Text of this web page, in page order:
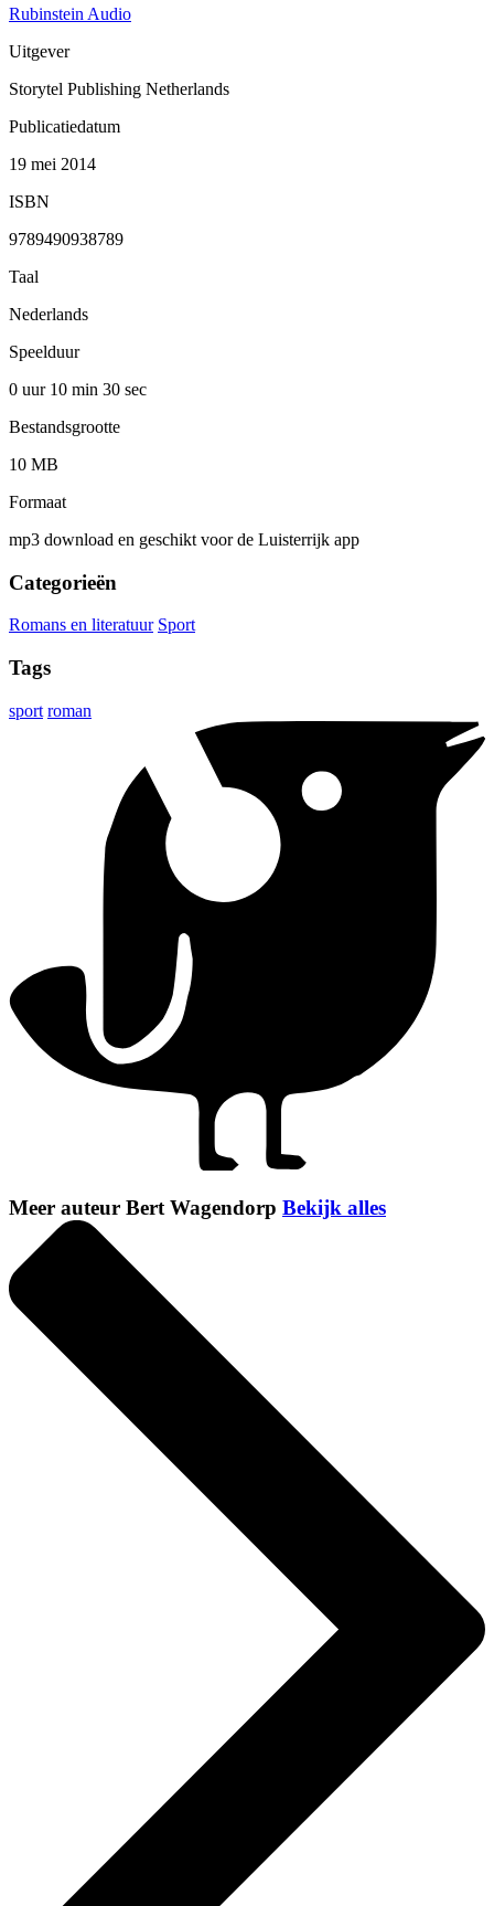
Rubinstein Audio
Uitgever
Storytel Publishing Netherlands
Publicatiedatum
19 mei 2014
ISBN
9789490938789
Taal
Nederlands
Speelduur
0 uur 10 min 30 sec
Bestandsgrootte
10 MB
Formaat
mp3 download en geschikt voor de Luisterrijk app
Categorieën
Romans en literatuur Sport
Tags
sport roman
Meer auteur Bert Wagendorp Bekijk alles